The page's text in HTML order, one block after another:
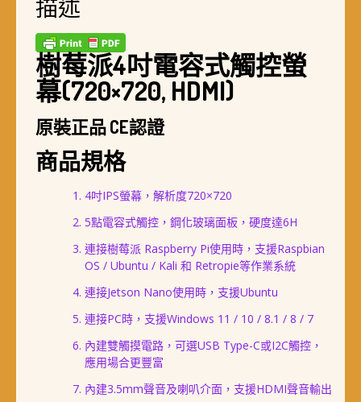
描述
樹莓派4吋電容式觸控螢
幕(720×720, HDMI)
原裝正品 CE認證
商品規格
4吋IPS螢幕，解析度720×720
5點電容式觸控，鋼化玻璃面板，硬度達6H
連接樹莓派 Raspberry Pi使用時，支援Raspbian
OS / Ubuntu / Kali 和 Retropie等作業系統
連接Jetson Nano使用時，支援Ubuntu
連接PC時，支援Windows 11 / 10 / 8.1 / 8 / 7
內建雙觸摸電路，可選USB Type-C或I2C觸控，
應用場合更豐富
內建3.5mm聲音及喇叭介面，支援HDMI聲音輸出